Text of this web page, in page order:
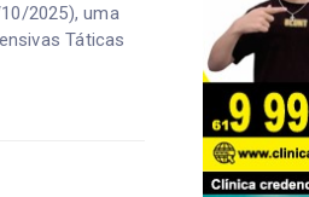
2025), uma
Táticas